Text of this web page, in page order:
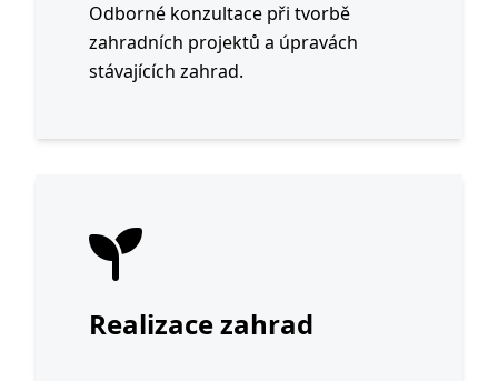
Odborné konzultace při tvorbě
zahradních projektů a úpravách
stávajících zahrad.
Realizace zahrad